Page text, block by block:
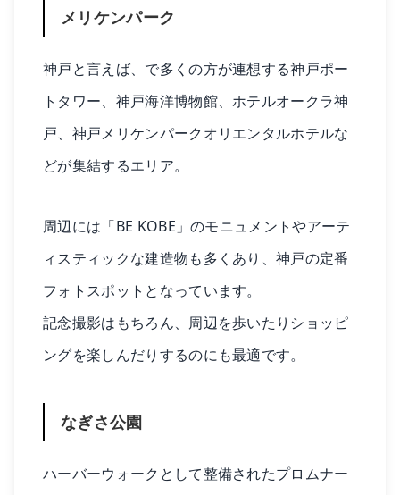
メリケンパーク
神戸と言えば、で多くの方が連想する神戸ポー
トタワー、神戸海洋博物館、ホテルオークラ神
戸、神戸メリケンパークオリエンタルホテルな
どが集結するエリア。
周辺には「BE KOBE」のモニュメントやアーテ
ィスティックな建造物も多くあり、神戸の定番
フォトスポットとなっています。
記念撮影はもちろん、周辺を歩いたりショッピ
ングを楽しんだりするのにも最適です。
なぎさ公園
ハーバーウォークとして整備されたプロムナー